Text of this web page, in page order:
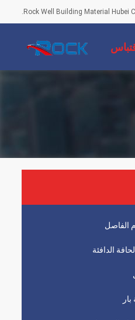
Rock Well Building Material Hubei
الفاصل
الدافئة